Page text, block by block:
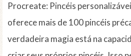
Procreate: Pincéis
oferece mais de 100 pincéis
verdadeira magia está na